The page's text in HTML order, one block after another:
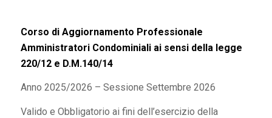
Corso di Aggiornamento Professionale
Amministratori Condominiali ai sensi della legge
220/12 e D.M.140/14
Anno 2025/2026 – Sessione Settembre 2026
Valido e Obbligatorio ai fini dell’esercizio della